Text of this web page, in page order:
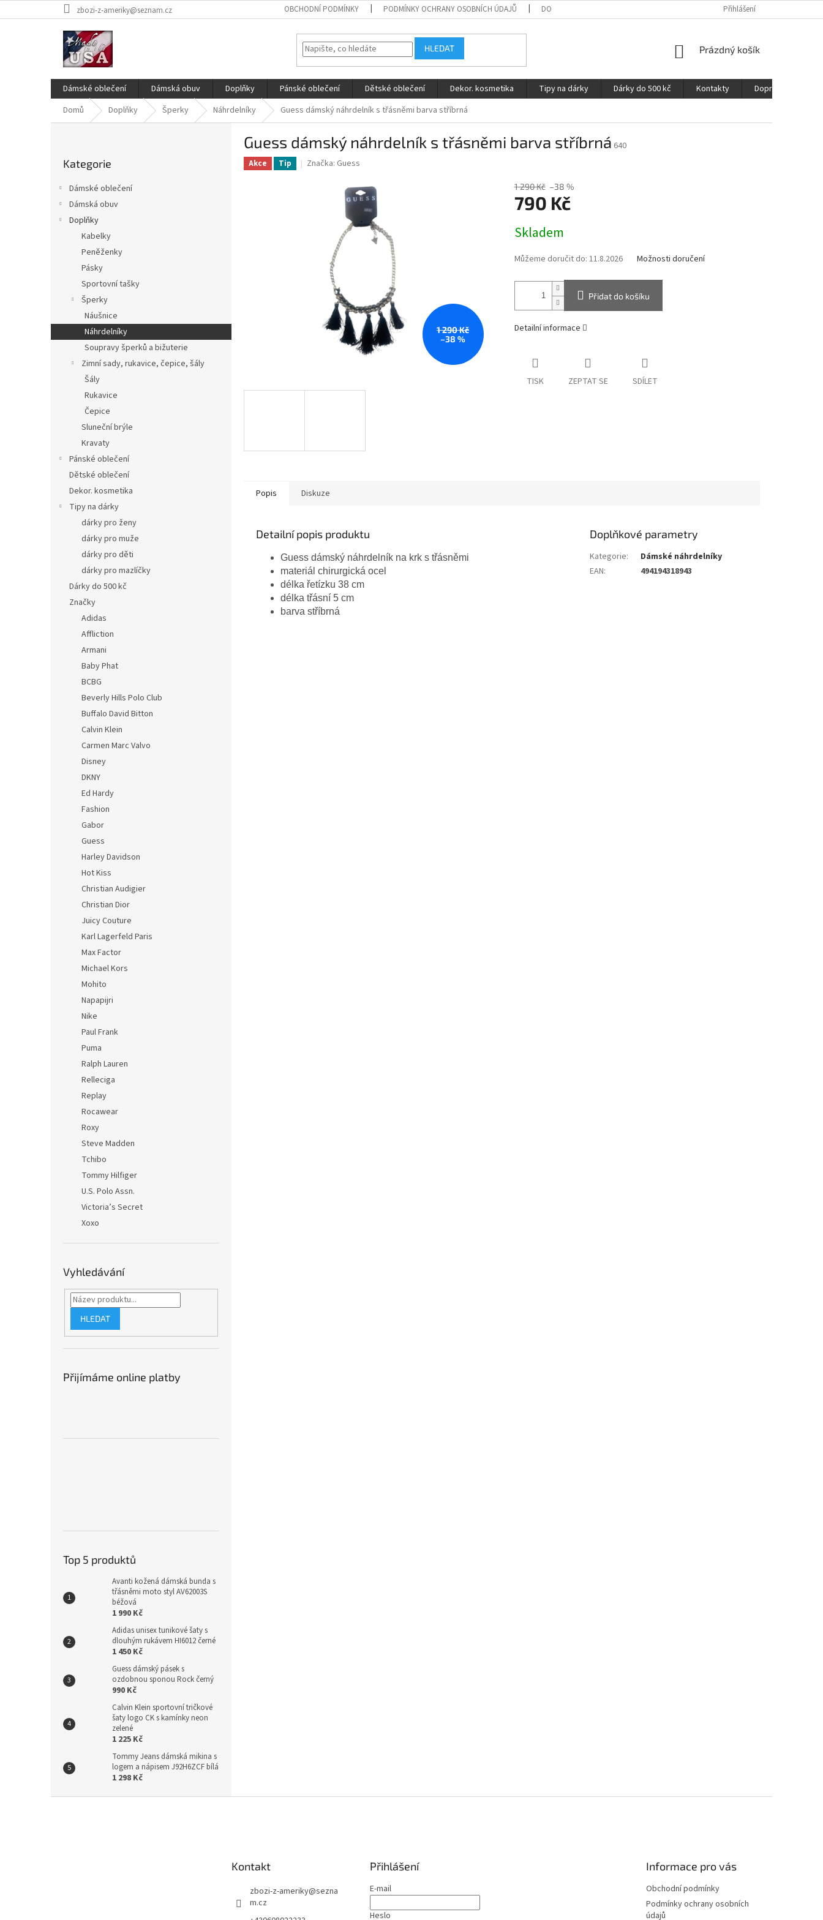
na
zbozi-z-ameriky@seznam.cz OBCHODNÍ PODMÍNKY PODMÍNKY OCHRANY OSOBNÍCH ÚDAJŮ DOPRAVA A PLATBA OZNAČENÍ MATERIÁLŮ
Přihlášení
HLEDAT
NÁKUPNÍ
Prázdný košík
Dámské oblečení Dámská obuv Doplňky Pánské oblečení Dětské oblečení Dekor. kosmetika Tipy na dárky Dárky do 500 kč Kontakty
Doprava a platba
Domů
Doplňky Šperky Náhrdelníky Guess dámský náhrdelník s třásněmi barva stříbrná
kategorie
Kategorie
Dámské oblečení
Dámská obuv
Doplňky
Kabelky
Peněženky
Pásky
Sportovní tašky
Šperky
Náušnice
Náhrdelníky
Soupravy šperků a bižuterie
Zimní sady, rukavice, čepice, šály
Šály
Rukavice
Čepice
Sluneční brýle
Kravaty
Pánské oblečení
Dětské oblečení
Dekor. kosmetika
Tipy na dárky
dárky pro ženy
dárky pro muže
dárky pro děti
dárky pro mazlíčky
Dárky do 500 kč
Značky
Adidas
Affliction
Armani
Baby Phat
BCBG
Beverly Hills Polo Club
Buffalo David Bitton
Calvin Klein
Carmen Marc Valvo
Disney
DKNY
Ed Hardy
Fashion
Gabor
Guess
Harley Davidson
Hot Kiss
Christian Audigier
Christian Dior
Juicy Couture
Karl Lagerfeld Paris
Max Factor
Michael Kors
Mohito
Napapijri
Nike
Paul Frank
Puma
Ralph Lauren
Relleciga
Replay
Rocawear
Roxy
Steve Madden
Tchibo
Tommy Hilfiger
U.S. Polo Assn.
Victoria’s Secret
Xoxo
Vyhledávání
HLEDAT
Přijímáme online platby
Top 5 produktů
Avanti kožená dámská bunda s
třásněmi moto styl AV62003S
béžová
1 990 Kč
Adidas unisex tunikové šaty s
dlouhým rukávem HI6012 černé
1 450 Kč
Guess dámský pásek s
ozdobnou sponou Rock černý
990 Kč
Calvin Klein sportovní tričkové
šaty logo CK s kamínky neon
zelené
1 225 Kč
Tommy Jeans dámská mikina s
logem a nápisem J92H6ZCF bílá
1 298 Kč
Guess dámský náhrdelník s třásněmi barva stříbrná 640
Akce Tip Značka: Guess
1 290 Kč
–38 %
1 290 Kč –38 %
790 Kč
cena:
Skladem
Můžeme doručit do: 11.8.2026 Možnosti doručení
Přidat do košíku
Detailní informace
TISK ZEPTAT SE SDÍLET
Popis Diskuze
Detailní popis produktu
Guess dámský náhrdelník na krk s třásněmi
materiál chirurgická ocel
délka řetízku 38 cm
délka třásní 5 cm
barva stříbrná
Doplňkové parametry
Kategorie:
Dámské náhrdelníky
EAN: 494194318943
Kontakt
zbozi-z-ameriky@sezna
m.cz
Přihlášení
E-mail
Heslo
Informace pro vás
Obchodní podmínky
Podmínky ochrany osobních
údajů